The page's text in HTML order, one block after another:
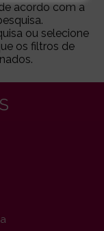
acordo com a
ou selecione
os filtros de